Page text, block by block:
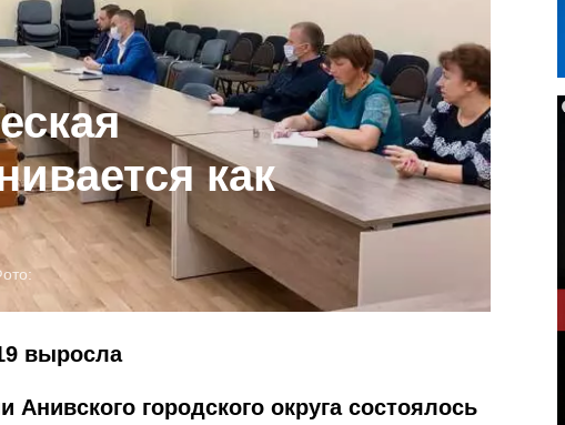
как
выросла
Анивского городского округа состоялось